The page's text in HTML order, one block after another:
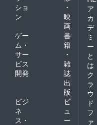
ショ
ン
・
映
画
ゲー
ム・
サー
ビス
開発
書
籍
・
雑
誌
出
版
ビジ
ネ
ス・
ビ
ュ
ー
ア
カ
デ
ミ
ー
と
は
ク
ラ
ウ
ド
フ
ァ